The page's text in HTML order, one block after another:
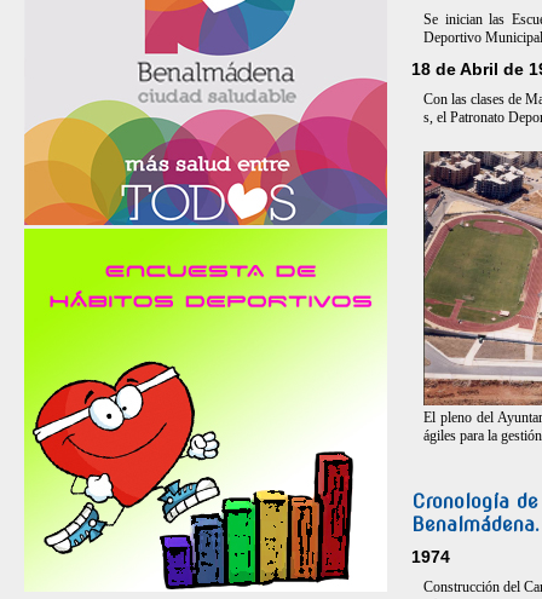
Se inician las
Deportivo
18 de Abril de
Con las clases de
s, el Patronato
El pleno del
ágiles para la
Cronología
Benalmádena.
1974
Construcción del